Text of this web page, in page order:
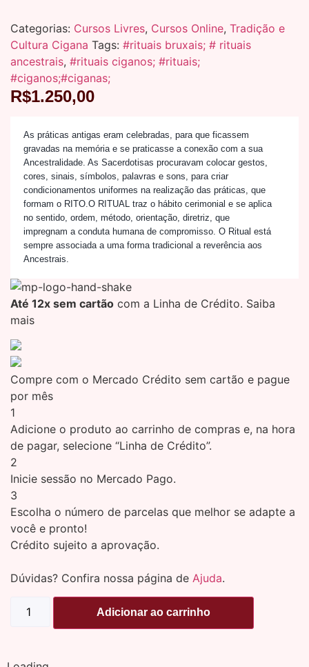
Categorias: Cursos Livres, Cursos Online, Tradição e
Cultura Cigana Tags: #rituais bruxais; # rituais
ancestrais, #rituais ciganos; #rituais;
#ciganos;#ciganas;
R$1.250,00
As práticas antigas eram celebradas, para que ficassem
gravadas na memória e se praticasse a conexão com a sua
Ancestralidade. As Sacerdotisas procuravam colocar gestos,
cores, sinais, símbolos, palavras e sons, para criar
condicionamentos uniformes na realização das práticas, que
formam o RITO.O RITUAL traz o hábito cerimonial e se aplica
no sentido, ordem, método, orientação, diretriz, que
impregnam a conduta humana de compromisso. O Ritual está
sempre associada a uma forma tradicional a reverência aos
Ancestrais.
Até 12x sem cartão com a Linha de Crédito. Saiba
mais
Compre com o Mercado Crédito sem cartão e pague
por mês
1
Adicione o produto ao carrinho de compras e, na hora
de pagar, selecione “Linha de Crédito”.
2
Inicie sessão no Mercado Pago.
3
Escolha o número de parcelas que melhor se adapte a
você e pronto!
Crédito sujeito a aprovação.
Dúvidas? Confira nossa página de Ajuda.
Adicionar ao carrinho